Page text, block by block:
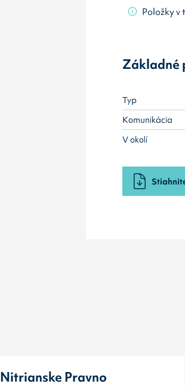
Položky v
Základné
Typ
Komunikácia
V okolí
Nitrianske Pravno